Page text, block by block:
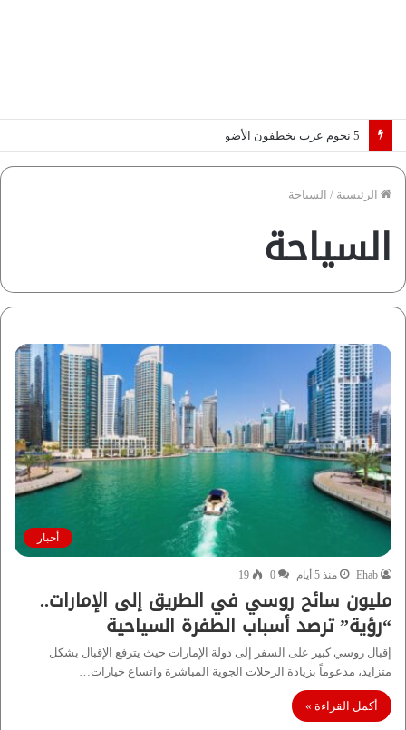
الرئيسية / السياحة
السياحة
أخبار
Ehab منذ 5 أيام 0
19
مليون سائح روسي في الطريق إلى الإمارات..
“رؤية” ترصد أسباب الطفرة السياحية
إقبال روسي كبير على السفر إلى دولة الإمارات حيث يترفع الإقبال بشكل
متزايد، مدعوماً بزيادة الرحلات الجوية المباشرة واتساع خيارات…
أكمل القراءة »